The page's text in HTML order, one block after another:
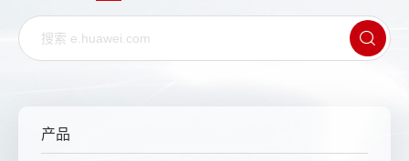
产品